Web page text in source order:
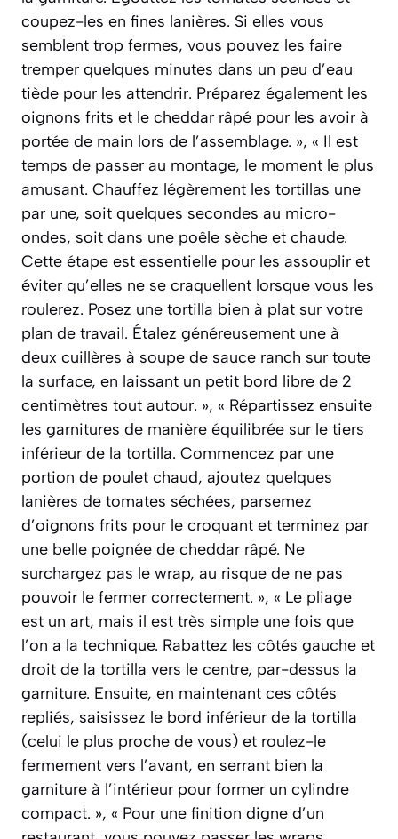
coupez-les en fines lanières. Si elles vous
semblent trop fermes, vous pouvez les faire
tremper quelques minutes dans un peu d’eau
tiède pour les attendrir. Préparez également les
oignons frits et le cheddar râpé pour les avoir à
portée de main lors de l’assemblage. », « Il est
temps de passer au montage, le moment le plus
amusant. Chauffez légèrement les tortillas une
par une, soit quelques secondes au micro-
ondes, soit dans une poêle sèche et chaude.
Cette étape est essentielle pour les assouplir et
éviter qu’elles ne se craquellent lorsque vous les
roulerez. Posez une tortilla bien à plat sur votre
plan de travail. Étalez généreusement une à
deux cuillères à soupe de sauce ranch sur toute
la surface, en laissant un petit bord libre de 2
centimètres tout autour. », « Répartissez ensuite
les garnitures de manière équilibrée sur le tiers
inférieur de la tortilla. Commencez par une
portion de poulet chaud, ajoutez quelques
lanières de tomates séchées, parsemez
d’oignons frits pour le croquant et terminez par
une belle poignée de cheddar râpé. Ne
surchargez pas le wrap, au risque de ne pas
pouvoir le fermer correctement. », « Le pliage
est un art, mais il est très simple une fois que
l’on a la technique. Rabattez les côtés gauche et
droit de la tortilla vers le centre, par-dessus la
garniture. Ensuite, en maintenant ces côtés
repliés, saisissez le bord inférieur de la tortilla
(celui le plus proche de vous) et roulez-le
fermement vers l’avant, en serrant bien la
garniture à l’intérieur pour former un cylindre
compact. », « Pour une finition digne d’un